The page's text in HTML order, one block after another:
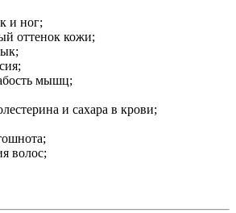
и ног;
оттенок кожи;
мышц;
и сахара в крови;
волос;